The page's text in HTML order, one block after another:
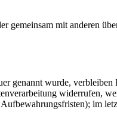
gemeinsam mit anderen
genannt wurde,
widerrufen,
im